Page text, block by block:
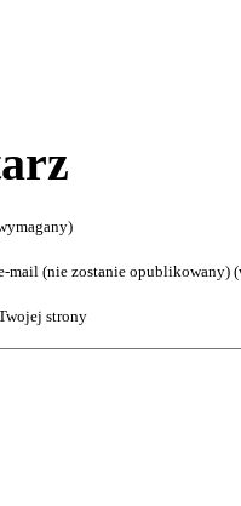
mail (nie zostanie opublikowany)
strony